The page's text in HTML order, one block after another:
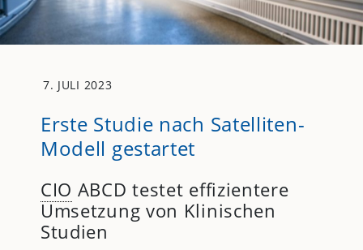
7. JULI 2023
Erste Studie nach Satelliten-
Modell gestartet
CIO ABCD testet effizientere
Umsetzung von Klinischen
Studien